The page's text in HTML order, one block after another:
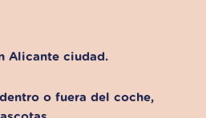
Alicante ciudad.
o fuera del coche,